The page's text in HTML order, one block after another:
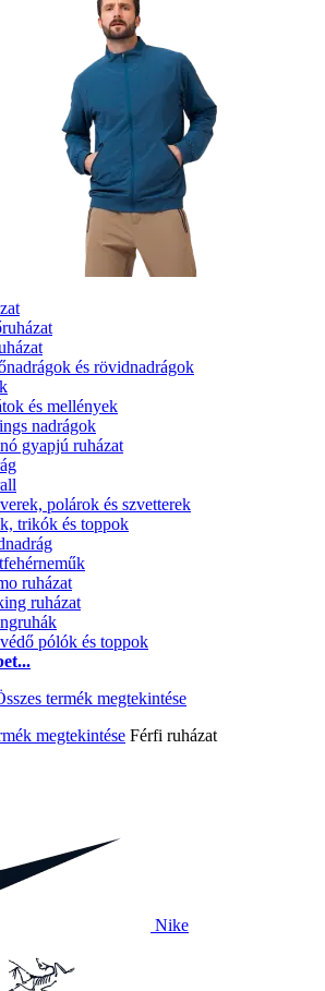
és rövidnadrágok
és mellények
nadrágok
gyapjú ruházat
polárok és szvetterek
trikók és toppok
ruházat
ruházat
pólók és toppok
megtekintése Férfi ruházat
Nike